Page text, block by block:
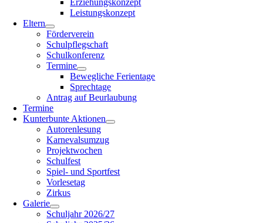
Erziehungskonzept
Leistungskonzept
Eltern
Förderverein
Schulpflegschaft
Schulkonferenz
Termine
Bewegliche Ferientage
Sprechtage
Antrag auf Beurlaubung
Termine
Kunterbunte Aktionen
Autorenlesung
Karnevalsumzug
Projektwochen
Schulfest
Spiel- und Sportfest
Vorlesetag
Zirkus
Galerie
Schuljahr 2026/27